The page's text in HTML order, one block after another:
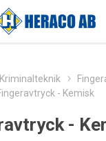
Kriminalteknik
- Kemisk
-